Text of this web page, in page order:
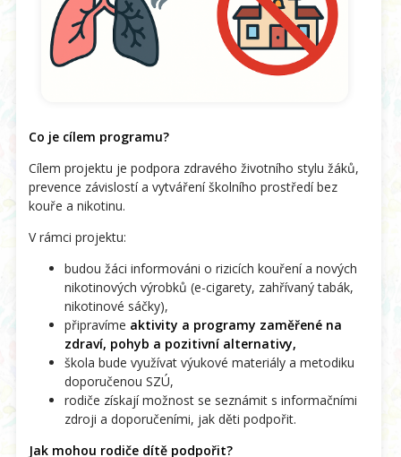
Co je cílem programu?
Cílem projektu je podpora zdravého životního stylu žáků,
prevence závislostí a vytváření školního prostředí bez
kouře a nikotinu.
V rámci projektu:
budou žáci informováni o rizicích kouření a nových
nikotinových výrobků (e-cigarety, zahřívaný tabák,
nikotinové sáčky),
připravíme aktivity a programy zaměřené na
zdraví, pohyb a pozitivní alternativy,
škola bude využívat výukové materiály a metodiku
doporučenou SZÚ,
rodiče získají možnost se seznámit s informačními
zdroji a doporučeními, jak děti podpořit.
Jak mohou rodiče dítě podpořit?